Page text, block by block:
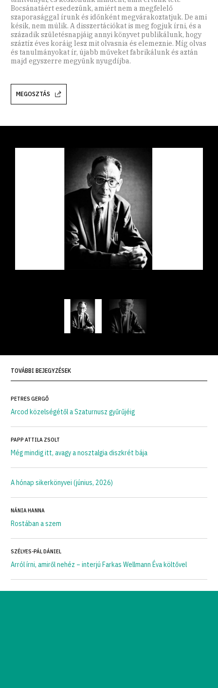
Bocsánatáért esedezünk, amiért nem a megfelelő
szaporasággal írunk és időnként megvárakoztatjuk. De ami
késik, nem múlik. A disszertációkat is meg fogjuk írni, és a
századik születésnapjáig annyi könyvet publikálunk, hogy
száztíz éves koráig lesz mit olvasnia és elemeznie. Míg olvas
és tanulmányokat ír, újabb műveket fabrikálunk és aztán
majd egyszerre megyünk nyugdíjba.
MEGOSZTÁS
TOVÁBBI BEJEGYZÉSEK
PETRES GERGŐ
Arcod közelségétől a Szaturnusz gyűrűjéig
PAPP ATTILA ZSOLT
Még mindig itt, avagy a nosztalgia diszkrét bája
A hónap sikerkönyvei (június, 2026)
NÁNIA HANNA
Rostában a szem
SZÉLYES-PÁL DÁNIEL
Arról írni, amiről nehéz – interjú Farkas Wellmann Éva költővel